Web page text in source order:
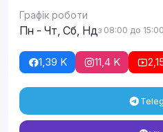
Графік роботи
Пн - Чт, Сб, Ндз 08:00 до 15:00
1,39 K 11,4 K